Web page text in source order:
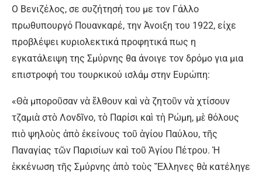
Ο Βενιζέλος, σε συζήτησή του με τον Γάλλο
πρωθυπουργό Πουανκαρέ, την Άνοιξη του 1922, είχε
προβλέψει κυριολεκτικά προφητικά πως η
εγκατάλειψη της Σμύρνης θα άνοιγε τον δρόμο για μια
επιστροφή του τουρκικού ισλάμ στην Ευρώπη:
«Θὰ μποροῦσαν νὰ ἔλθουν καὶ νὰ ζητοῦν νὰ χτίσουν
τζαμιὰ στὸ Λονδῖνο, τὸ Παρίσι καὶ τὴ Ρώμη, μὲ θόλους
πιὸ ψηλοὺς ἀπὸ ἐκείνους τοῦ ἁγίου Παύλου, τῆς
Παναγίας τῶν Παρισίων καὶ τοῦ Ἁγίου Πέτρου. Ἡ
ἐκκένωση τῆς Σμύρνης ἀπὸ τοὺς Ἕλληνες θὰ κατέληγε